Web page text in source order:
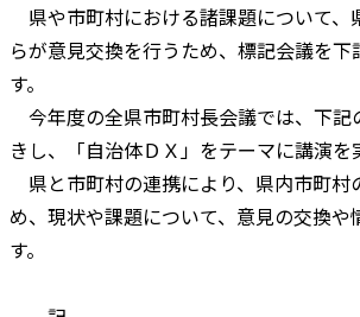
県や市町村における諸課題について、
らが意見交換を行うため、標記会議を下
す。
今年度の全県市町村長会議では、下記
きし、「自治体ＤＸ」をテーマに講演を
県と市町村の連携により、県内市町村
め、現状や課題について、意見の交換や
す。